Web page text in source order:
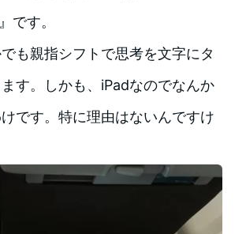
です。
も親指シフトで思考を文字にタ
す。しかも、iPadなのでなんか
です。特に理由はないんですけ